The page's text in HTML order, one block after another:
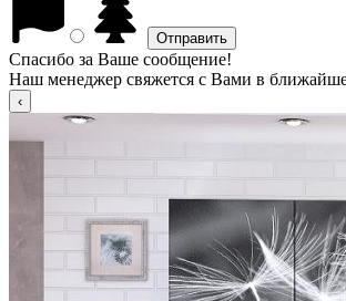
Спасибо за Ваше сообщение!
Наш менеджер свяжется с Вами в